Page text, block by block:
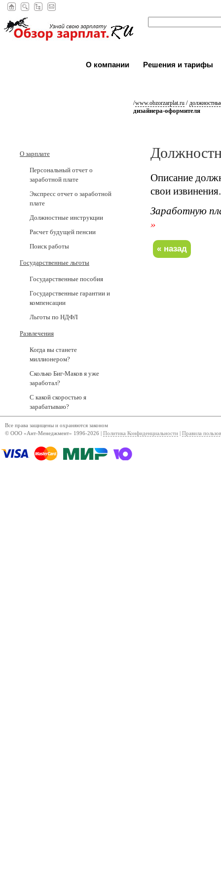
О компании Решения и тарифы
/www.obzorzarplat.ru /
дизайнера-оформителя
О зарплате
Персональный отчет о
заработной плате
Экспресс отчет о заработной
плате
Должностные инструкции
Расчет будущей пенсии
Поиск работы
Государственные льготы
Государственные пособия
Государственные гарантии и
компенсации
Льготы по НДФЛ
Развлечения
Когда вы станете
миллионером?
Сколько Биг-Маков я уже
заработал?
С какой скоростью я
зарабатываю?
Описание
свои извинения.
Заработную
»
Все права защищены и охраняются законом
© ООО «Ант-Менеджмент» 1996-2026 | Политика Конфиденциальности Правила